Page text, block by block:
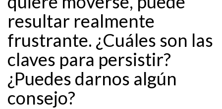
resultar realmente
frustrante. ¿Cuáles son las
claves para persistir?
¿Puedes darnos algún
consejo?